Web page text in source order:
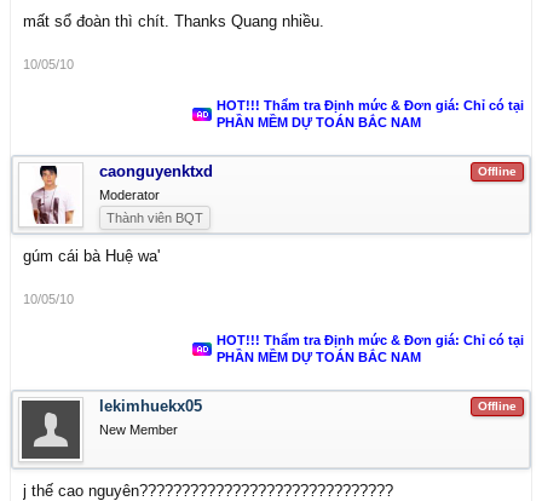
mất sổ đoàn thì chít. Thanks Quang nhiều.
10/05/10
HOT!!! Thẩm tra Định mức & Đơn giá: Chỉ có tại
PHẦN MỀM DỰ TOÁN BẮC NAM
Offline
caonguyenktxd
Moderator
Thành viên BQT
gúm cái bà Huệ wa'
10/05/10
HOT!!! Thẩm tra Định mức & Đơn giá: Chỉ có tại
PHẦN MỀM DỰ TOÁN BẮC NAM
Offline
lekimhuekx05
New Member
j thế cao nguyên??????????????????????????????